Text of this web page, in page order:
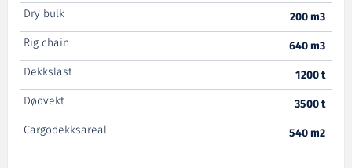
Dry bulk
200 m3
Rig chain
640 m3
Dekkslast
1200 t
Dødvekt
3500 t
Cargodekksareal
540 m2